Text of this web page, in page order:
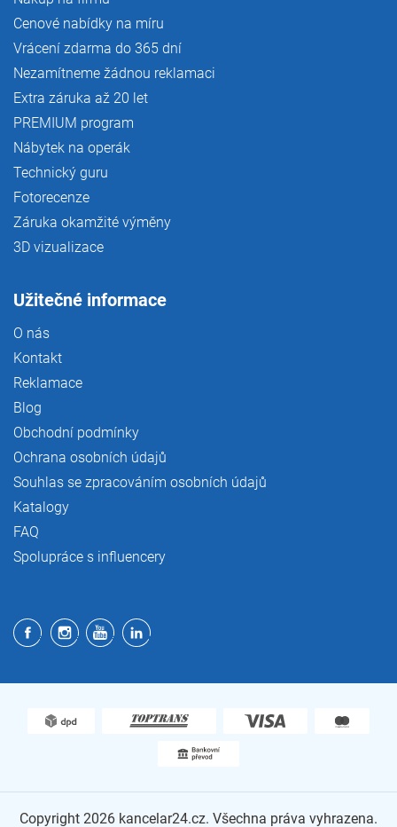
Cenové nabídky na míru
Vrácení zdarma do 365 dní
Nezamítneme žádnou reklamaci
Extra záruka až 20 let
PREMIUM program
Nábytek na operák
Technický guru
Fotorecenze
Záruka okamžité výměny
3D vizualizace
Užitečné informace
O nás
Kontakt
Reklamace
Blog
Obchodní podmínky
Ochrana osobních údajů
Souhlas se zpracováním osobních údajů
Katalogy
FAQ
Spolupráce s influencery
Copyright 2026 kancelar24.cz. Všechna práva vyhrazena.